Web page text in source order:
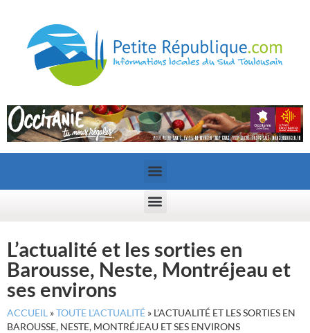
L’actualité et les sorties en
Barousse, Neste, Montréjeau et
ses environs
ACCUEIL »TOUTE L’ACTUALITÉ » L’ACTUALITÉ ET LES SORTIES EN
BAROUSSE, NESTE, MONTRÉJEAU ET SES ENVIRONS